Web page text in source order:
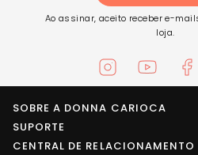
Ao assinar, aceito receber e-
loja.
SOBRE A DONNA CARIOCA
Quem somos
SUPORTE
Central de ajuda
CENTRAL DE RELACIONAMENTO